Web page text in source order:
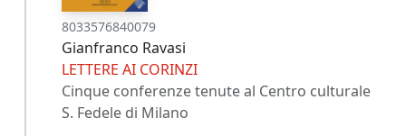
8033576840079
Gianfranco Ravasi
LETTERE AI CORINZI
Cinque conferenze tenute al Centro culturale
S. Fedele di Milano